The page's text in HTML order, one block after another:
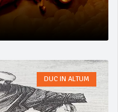
DUC IN ALTUM